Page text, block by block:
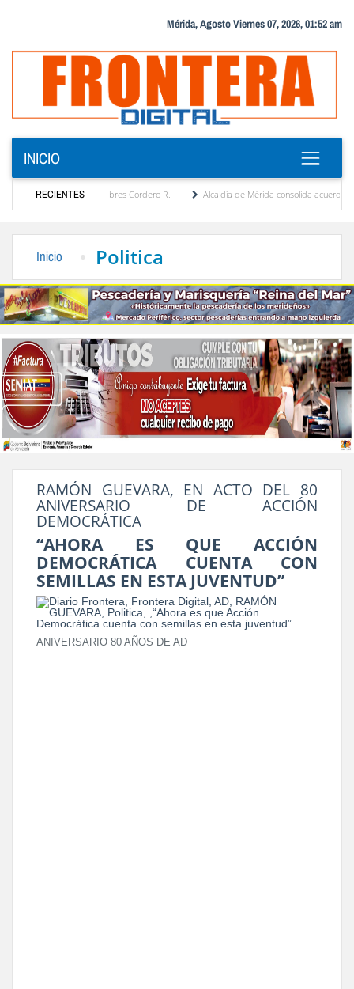
Mérida, Agosto Viernes 07, 2026, 01:52 am
INICIO
RECIENTES
María Eugenia Febres Cordero R.
Alcaldía de Mérida consolida acuerdos con
Inicio Politica
RAMÓN GUEVARA, EN ACTO DEL 80
ANIVERSARIO DE ACCIÓN
DEMOCRÁTICA
“AHORA ES QUE ACCIÓN
DEMOCRÁTICA CUENTA CON
SEMILLAS EN ESTA JUVENTUD”
ANIVERSARIO 80 AÑOS DE AD